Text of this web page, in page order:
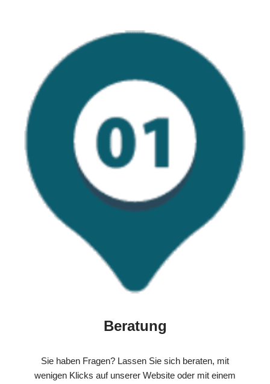
Beratung
Sie haben Fragen? Lassen Sie sich beraten, mit
wenigen Klicks auf unserer Website oder mit einem